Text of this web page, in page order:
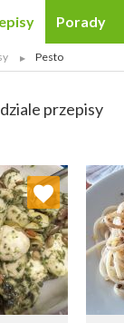
Porady
Pesto
przepisy
listę: